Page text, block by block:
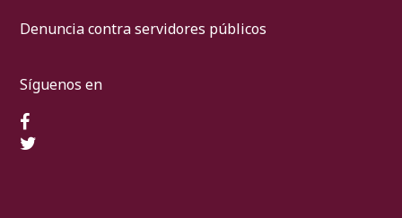
Denuncia contra servidores públicos
Síguenos en